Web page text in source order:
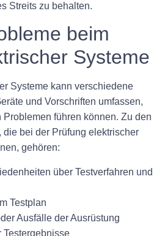
Streits zu behalten.
beim
Systeme
Systeme kann verschiedene
und Vorschriften umfassen,
führen können. Zu den
die bei der Prüfung elektrischer
gehören:
über Testverfahren und
Testplan
Ausfälle der Ausrüstung
Testergebnisse